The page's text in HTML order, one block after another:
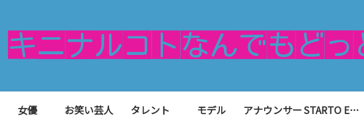
女優 お笑い芸人 タレント モデル アナウンサー STARTO ENTERTAINMENT（旧ジャニーズ）